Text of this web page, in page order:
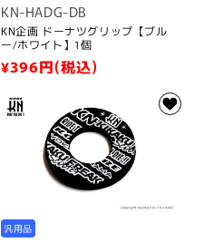
KN-HADG-DB
KN企画 ドーナツグリップ【ブル
ー/ホワイト】1個
通
価
¥396円(税込)
汎用品